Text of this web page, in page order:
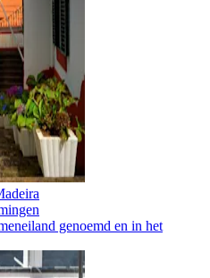
genoemd en in het